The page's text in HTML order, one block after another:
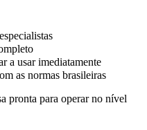
a usar imediatamente
as normas brasileiras
pronta para operar no nível